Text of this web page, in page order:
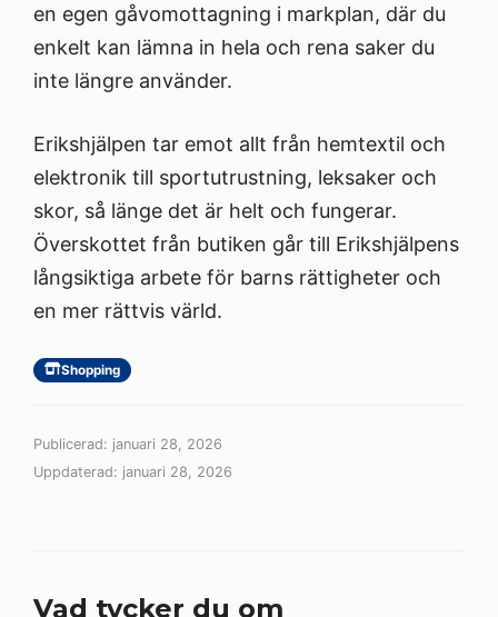
en egen gåvomottagning i markplan, där du
enkelt kan lämna in hela och rena saker du
inte längre använder.
Erikshjälpen tar emot allt från hemtextil och
elektronik till sportutrustning, leksaker och
skor, så länge det är helt och fungerar.
Överskottet från butiken går till Erikshjälpens
långsiktiga arbete för barns rättigheter och
en mer rättvis värld.
Shopping
Publicerad: januari 28, 2026
Uppdaterad: januari 28, 2026
Vad tycker du om